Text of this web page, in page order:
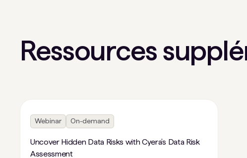
Ressources
Webinar On-demand
Uncover Hidden Data Risks with Cyera’s Data Risk
Assessment